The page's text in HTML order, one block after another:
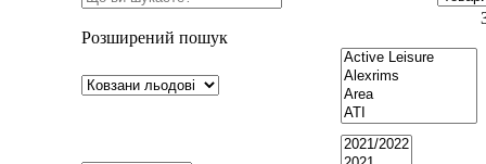
Розширений пошук